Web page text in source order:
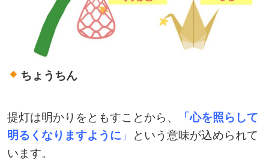
ちょうちん
提灯は明かりをともすことから、
「心を照らして
明るくなりますように 」
という意味が込められて
います。